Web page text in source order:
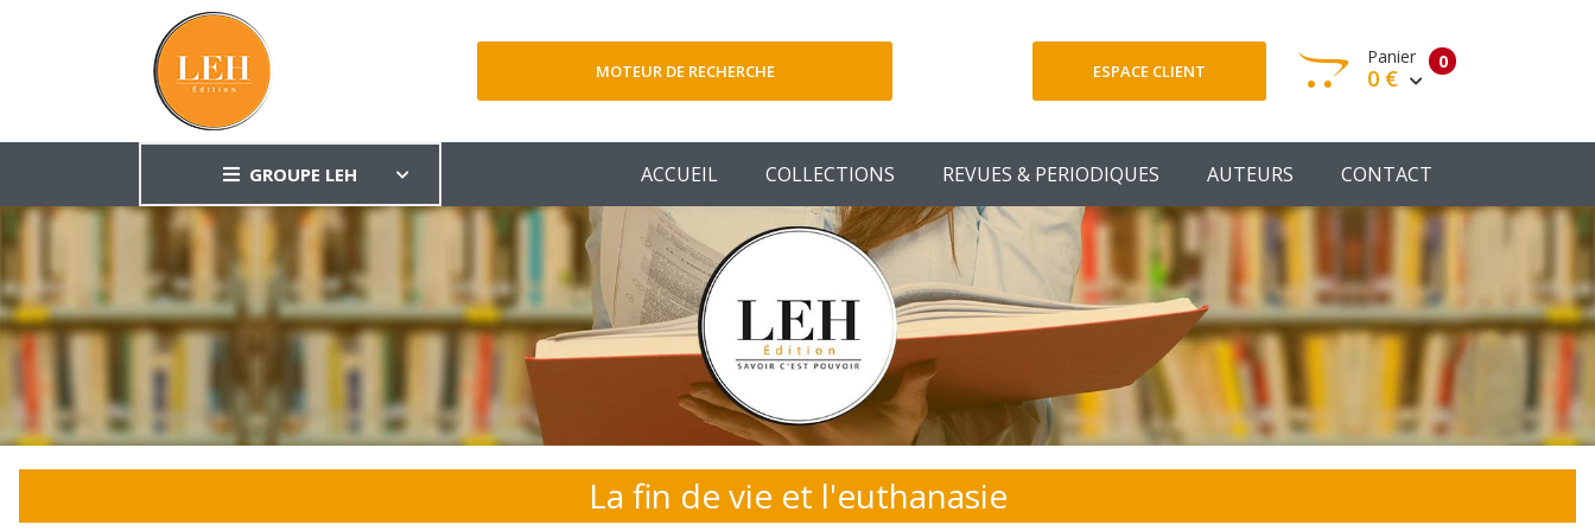
MOTEUR DE RECHERCHE ESPACE CLIENT 0
Panier
0 €
Votre panier est vide
Votre Panier
GROUPE LEH ACCUEIL COLLECTIONS REVUES & PERIODIQUES AUTEURS CONTACT
La fin de vie et l'euthanasie